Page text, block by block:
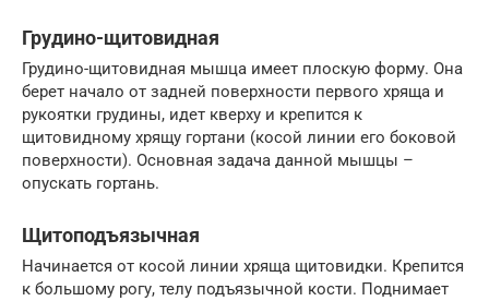
Грудино-щитовидная
Грудино-щитовидная мышца имеет плоскую форму. Она
берет начало от задней поверхности первого хряща и
рукоятки грудины, идет кверху и крепится к
щитовидному хрящу гортани (косой линии его боковой
поверхности). Основная задача данной мышцы –
опускать гортань.
Щитоподъязычная
Начинается от косой линии хряща щитовидки. Крепится
к большому рогу, телу подъязычной кости. Поднимает